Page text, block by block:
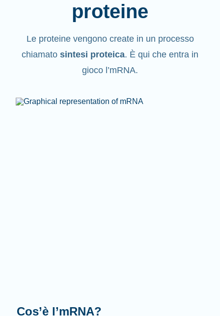
proteine
Le proteine vengono create in un processo
chiamato sintesi proteica. È qui che entra in
gioco l’mRNA.
Qual è il suo compito?